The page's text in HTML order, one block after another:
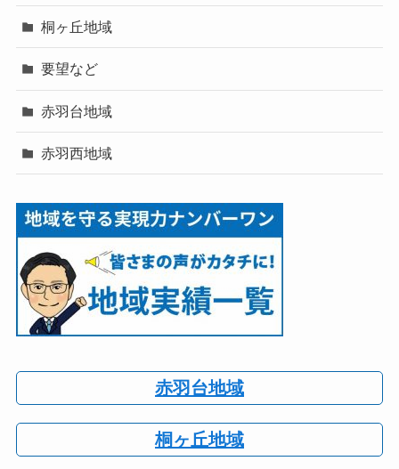
桐ヶ丘地域
要望など
赤羽台地域
赤羽西地域
赤羽台地域
桐ヶ丘地域